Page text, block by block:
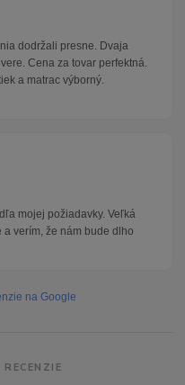
dodržali presne. Dvaja
Cena za tovar perfektná.
a matrac výborný.
mojej požiadavky. Veľká
verím, že nám bude dlho
na Google